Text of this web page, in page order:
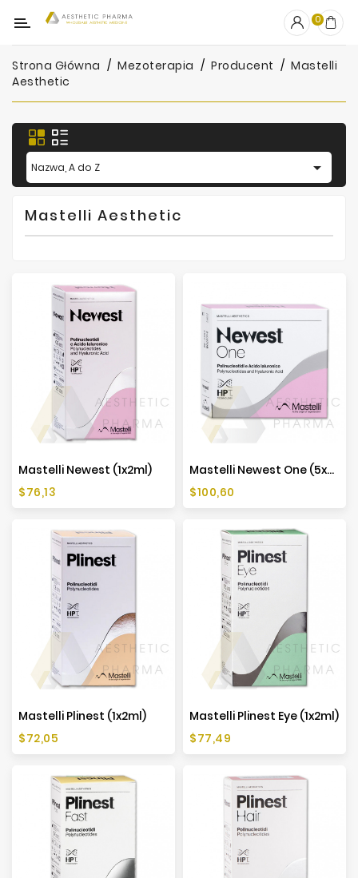
Kategoria
OUTLET
Wypełniacze
Stymulatory
Mezoterapia
Peelingi
PRP
Artykuły
Jednorazowe
Producenci
0
Strona Główna Mezoterapia Producent
Mastelli
Aesthetic
Nazwa, A do Z 
Mastelli Aesthetic
Mastelli Newest (1x2ml)
Cena
$76,13
Mastelli Newest One (5x4ml)
Cena
$100,60
Mastelli Plinest (1x2ml)
Cena
$72,05
Mastelli Plinest Eye (1x2ml)
Cena
$77,49